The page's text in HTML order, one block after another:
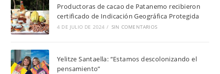
Productoras de cacao de Patanemo recibieron
certificado de Indicación Geográfica Protegida
4 DE JULIO DE 2024 / SIN COMENTARIOS
Yelitze Santaella: “Estamos descolonizando el
pensamiento”